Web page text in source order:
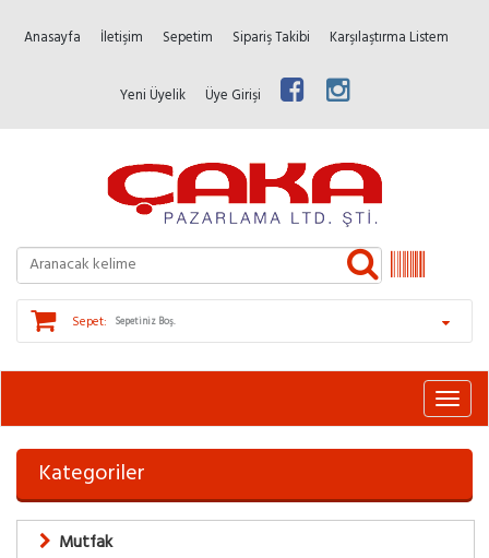
Anasayfa İletişim Sepetim Sipariş Takibi Karşılaştırma Listem
Yeni Üyelik Üye Girişi
Sepet: Sepetiniz Boş.
Kategoriler
Mutfak